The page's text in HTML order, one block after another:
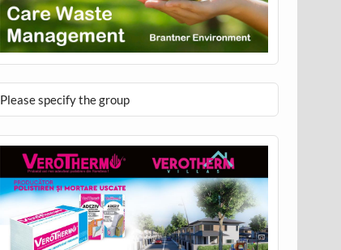
Please specify the group